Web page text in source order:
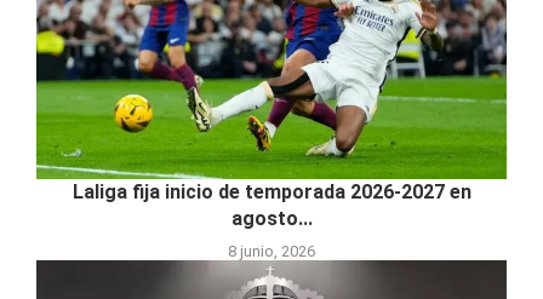
Laliga fija inicio de temporada 2026-2027 en
agosto...
8 junio, 2026